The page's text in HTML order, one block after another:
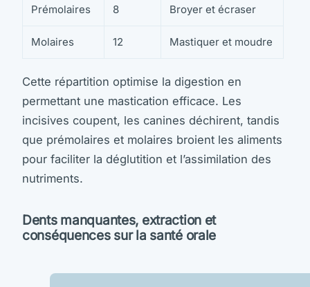
Prémolaires 8 Broyer et écraser
Molaires 12 Mastiquer et moudre
Cette répartition optimise la digestion en
permettant une mastication efficace. Les
incisives coupent, les canines déchirent, tandis
que prémolaires et molaires broient les aliments
pour faciliter la déglutition et l’assimilation des
nutriments.
Dents manquantes, extraction et
conséquences sur la santé orale